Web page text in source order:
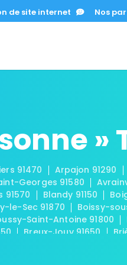
de site internet Nos
91470 Arpajon 91290
Georges 91580
91570 Blandy 91150
le-Sec 91870 Boissy-
Saint-Antoine 91800
Breux-Jouy 91650